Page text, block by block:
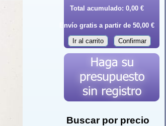
Total acumulado: 0,00 €
Envío gratis a partir de 50,00 €
Ir al carrito Confirmar
Buscar por precio